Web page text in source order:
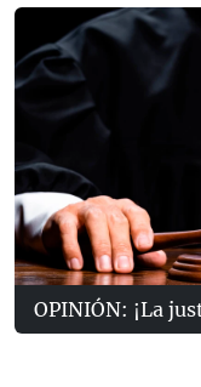
OPINIÓN: ¡La